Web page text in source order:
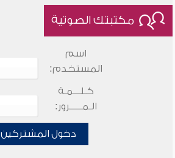
مكتبتك الصوتية
اسم
المستخدم:
كـلـــمـة
الـمـــــرور:
دخول المشتركين